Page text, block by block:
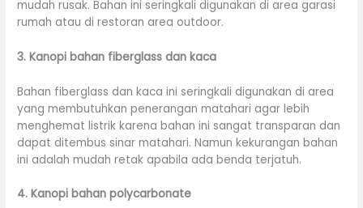
mudah rusak. Bahan ini seringkali digunakan di area garasi
rumah atau di restoran area outdoor.
3. Kanopi bahan fiberglass dan kaca
Bahan fiberglass dan kaca ini seringkali digunakan di area
yang membutuhkan penerangan matahari agar lebih
menghemat listrik karena bahan ini sangat transparan dan
dapat ditembus sinar matahari. Namun kekurangan bahan
ini adalah mudah retak apabila ada benda terjatuh.
4. Kanopi bahan polycarbonate